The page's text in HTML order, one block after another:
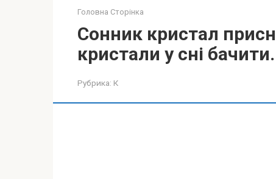
Головна Сторінка
Сонник кристал
кристали у сні бачити.
Рубрика: К